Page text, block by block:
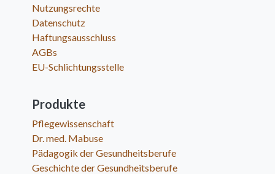
Nutzungsrechte
Datenschutz
Haftungsausschluss
AGBs
EU-Schlichtungsstelle
Produkte
Pflegewissenschaft
Dr. med. Mabuse
Pädagogik der Gesundheitsberufe
Geschichte der Gesundheitsberufe